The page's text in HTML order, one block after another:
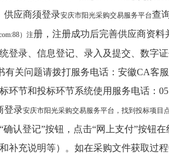
供应商须登录安庆市阳光采购交易服务平台查
）注册，注册成功后完善供应商资
登录、信息登记、录入及提交、数字
有关问题请拨打服务电话：安徽CA客服
环节和投标环节系统使用服务电话：
登录安庆市阳光采购交易服务平台 ，找到投标项目
确认登记”按钮，点击“网上支付”按钮
补充说明等）。如在采购文件获取过